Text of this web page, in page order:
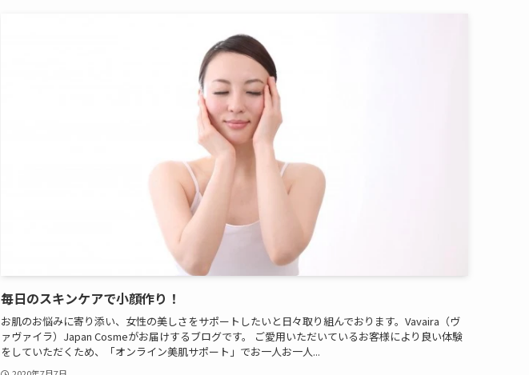
毎日のスキンケアで小顔作り！
お肌のお悩みに寄り添い、女性の美しさをサポートしたいと日々取り組んでおります。Vavaira（ヴ
ァヴァイラ）Japan Cosmeがお届けするブログです。 ご愛用いただいているお客様により良い体験
をしていただくため、「オンライン美肌サポート」でお一人お一人...